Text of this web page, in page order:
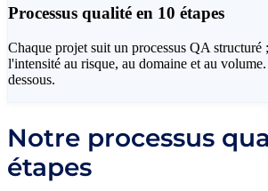
Processus qualité en 10 étapes
Chaque projet suit un processus QA structuré
l'intensité au risque, au domaine et au
dessous.
Notre processus
étapes